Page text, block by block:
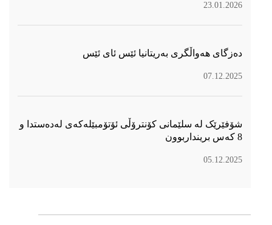
23.01.2026
دەزگای هەواڵگری بەریتانیا ئێس ئای ئێس
07.12.2025
شۆفێرێک لە سلێمانی کۆنترۆڵی ئۆتۆمبێلەکەی لەدەستدا و
8 کەس برینداربوون
05.12.2025